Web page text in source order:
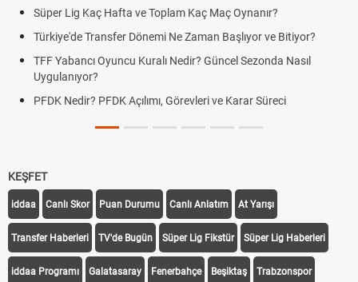
Süper Lig Kaç Hafta ve Toplam Kaç Maç Oynanır?
Türkiye'de Transfer Dönemi Ne Zaman Başlıyor ve Bitiyor?
TFF Yabancı Oyuncu Kuralı Nedir? Güncel Sezonda Nasıl
Uygulanıyor?
PFDK Nedir? PFDK Açılımı, Görevleri ve Karar Süreci
KEŞFET
iddaa Canlı Skor Puan Durumu Canlı Anlatım At Yarışı
Transfer Haberleri TV'de Bugün Süper Lig Fikstür Süper Lig Haberleri
iddaa Programı Galatasaray Fenerbahçe Beşiktaş Trabzonspor